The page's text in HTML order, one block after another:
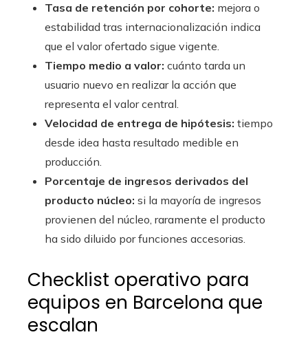
Tasa de retención por cohorte: mejora o
estabilidad tras internacionalización indica
que el valor ofertado sigue vigente.
Tiempo medio a valor: cuánto tarda un
usuario nuevo en realizar la acción que
representa el valor central.
Velocidad de entrega de hipótesis: tiempo
desde idea hasta resultado medible en
producción.
Porcentaje de ingresos derivados del
producto núcleo: si la mayoría de ingresos
provienen del núcleo, raramente el producto
ha sido diluido por funciones accesorias.
Checklist operativo para
equipos en Barcelona que
escalan